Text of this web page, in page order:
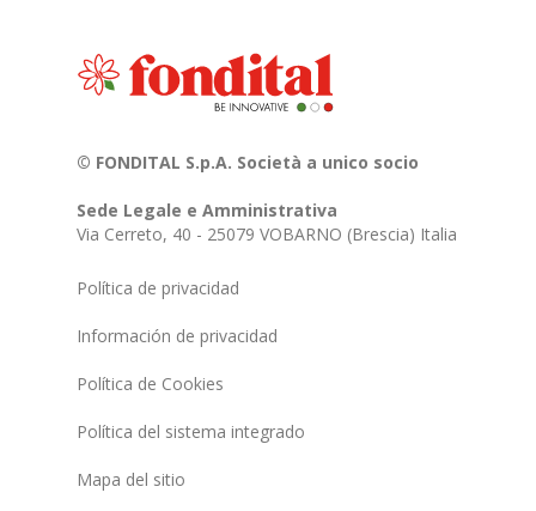
© FONDITAL S.p.A. Società a unico socio
Sede Legale e Amministrativa
Via Cerreto, 40 - 25079 VOBARNO (Brescia) Italia
Política de privacidad
Información de privacidad
Política de Cookies
Política del sistema integrado
Mapa del sitio